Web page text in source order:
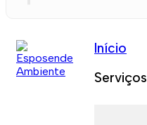
Início
Serviços